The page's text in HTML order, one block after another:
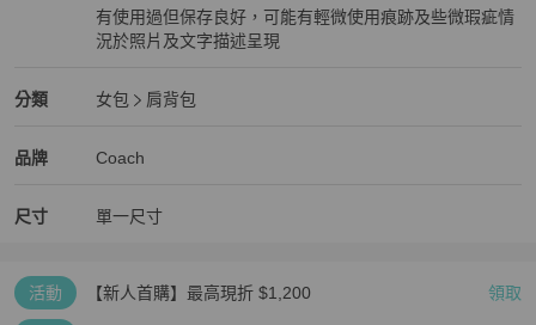
有使用過但保存良好，可能有輕微使用痕跡及些微瑕疵情
況於照片及文字描述呈現
分類
Coach 分類資訊
女包
肩背包
品牌
Coach 女包品牌介紹
Coach
Coach 推薦清單
尺寸 單一尺寸
活動 【新人首購】最高現折 $1,200 領取